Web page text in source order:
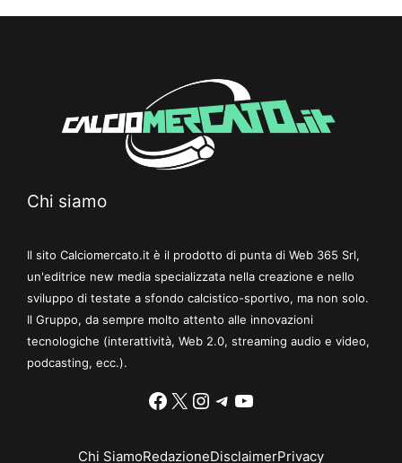
Chi siamo
Il sito Calciomercato.it è il prodotto di punta di Web 365 Srl,
un'editrice new media specializzata nella creazione e nello
sviluppo di testate a sfondo calcistico-sportivo, ma non solo.
Il Gruppo, da sempre molto attento alle innovazioni
tecnologiche (interattività, Web 2.0, streaming audio e video,
podcasting, ecc.).
Facebook
X Instagram
Telegram
YouTube
Chi SiamoRedazioneDisclaimerPrivacy